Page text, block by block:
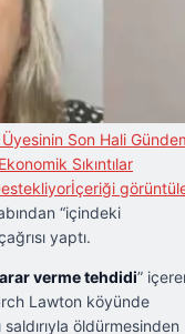
Üyesinin Son Hali
Sıkıntılar
İçeriği
“içindeki
yaptı.
verme tehdidi”
Lawton köyünde
saldırıyla öldürmesinden